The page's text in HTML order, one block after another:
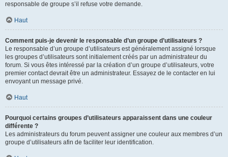
responsable de groupe s’il refuse votre demande.
Haut
Comment puis-je devenir le responsable d’un groupe d’utilisateurs ?
Le responsable d’un groupe d’utilisateurs est généralement assigné lorsque
les groupes d’utilisateurs sont initialement créés par un administrateur du
forum. Si vous êtes intéressé par la création d’un groupe d’utilisateurs, votre
premier contact devrait être un administrateur. Essayez de le contacter en lui
envoyant un message privé.
Haut
Pourquoi certains groupes d’utilisateurs apparaissent dans une couleur
différente ?
Les administrateurs du forum peuvent assigner une couleur aux membres d’un
groupe d’utilisateurs afin de faciliter leur identification.